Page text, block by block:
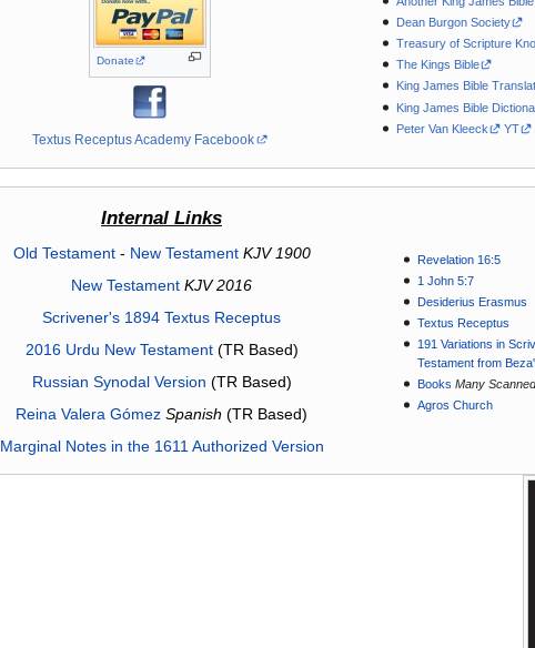
Donate
Textus Receptus Academy Facebook
Dean Burgon Society
Treasury of Scripture
The Kings Bible
King James Bible
King James Bible
Peter Van Kleeck
YT
Internal Links
Old Testament- New Testament KJV 1900
New Testament KJV 2016
Scrivener's 1894 Textus Receptus
2016 Urdu New Testament(TR Based)
Russian Synodal Version (TR Based)
Reina Valera Gómez Spanish (TR Based)
Marginal Notes in the 1611 Authorized Version
Revelation 16:5
1 John 5:7
Desiderius Erasmus
Textus Receptus
191 Variations in
Testament from
Books Many Scanned
Agros Church